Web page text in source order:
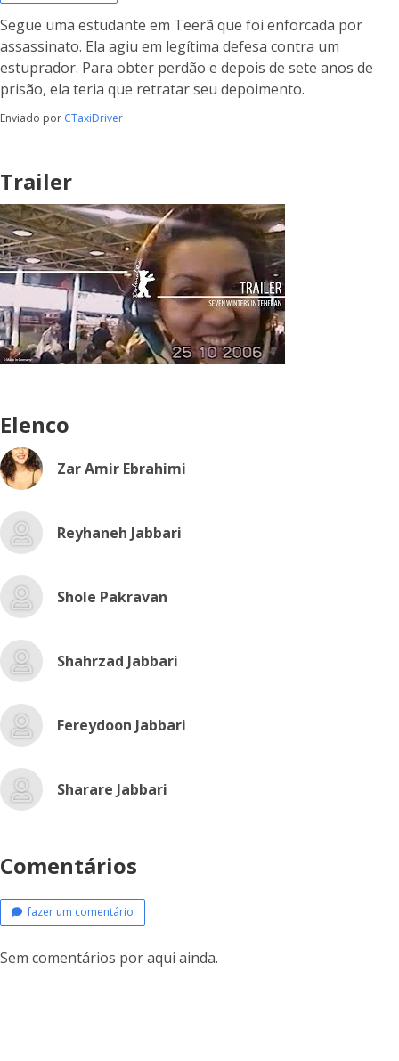
Segue uma estudante em Teerã que foi enforcada por
assassinato. Ela agiu em legítima defesa contra um
estuprador. Para obter perdão e depois de sete anos de
prisão, ela teria que retratar seu depoimento.
Enviado por CTaxiDriver
Trailer
Elenco
Zar Amir Ebrahimi
Reyhaneh Jabbari
Shole Pakravan
Shahrzad Jabbari
Fereydoon Jabbari
Sharare Jabbari
Comentários
fazer um comentário
Sem comentários por aqui ainda.